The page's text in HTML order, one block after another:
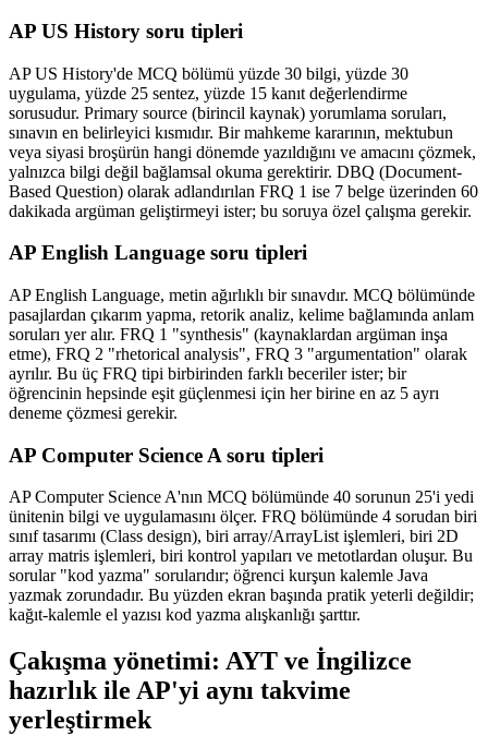
AP US History soru tipleri
AP US History'de MCQ bölümü yüzde 30 bilgi, yüzde 30
uygulama, yüzde 25 sentez, yüzde 15 kanıt değerlendirme
sorusudur. Primary source (birincil kaynak) yorumlama soruları,
sınavın en belirleyici kısmıdır. Bir mahkeme kararının, mektubun
veya siyasi broşürün hangi dönemde yazıldığını ve amacını çözmek,
yalnızca bilgi değil bağlamsal okuma gerektirir. DBQ (Document-
Based Question) olarak adlandırılan FRQ 1 ise 7 belge üzerinden 60
dakikada argüman geliştirmeyi ister; bu soruya özel çalışma gerekir.
AP English Language soru tipleri
AP English Language, metin ağırlıklı bir sınavdır. MCQ bölümünde
pasajlardan çıkarım yapma, retorik analiz, kelime bağlamında anlam
soruları yer alır. FRQ 1 "synthesis" (kaynaklardan argüman inşa
etme), FRQ 2 "rhetorical analysis", FRQ 3 "argumentation" olarak
ayrılır. Bu üç FRQ tipi birbirinden farklı beceriler ister; bir
öğrencinin hepsinde eşit güçlenmesi için her birine en az 5 ayrı
deneme çözmesi gerekir.
AP Computer Science A soru tipleri
AP Computer Science A'nın MCQ bölümünde 40 sorunun 25'i yedi
ünitenin bilgi ve uygulamasını ölçer. FRQ bölümünde 4 sorudan biri
sınıf tasarımı (Class design), biri array/ArrayList işlemleri, biri 2D
array matris işlemleri, biri kontrol yapıları ve metotlardan oluşur. Bu
sorular "kod yazma" sorularıdır; öğrenci kurşun kalemle Java
yazmak zorundadır. Bu yüzden ekran başında pratik yeterli değildir;
kağıt-kalemle el yazısı kod yazma alışkanlığı şarttır.
Çakışma yönetimi: AYT ve İngilizce
hazırlık ile AP'yi aynı takvime
yerleştirmek